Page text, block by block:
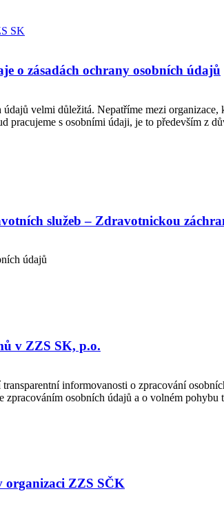
SK
o zásadách ochrany osobních údajů
velmi důležitá. Nepatříme mezi
pracujeme s osobními údaji, je to především z
služeb – Zdravotnickou
údajů
v ZZS SK, p.o.
informovanosti o zpracování
osobních údajů a o volném pohybu
organizaci ZZS SČK